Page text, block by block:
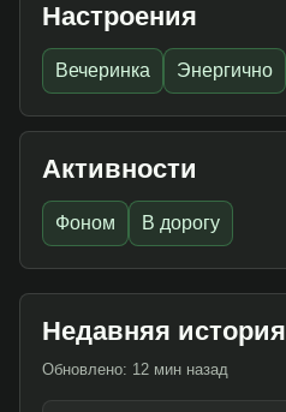
Настроения
Вечеринка Энергично
Активности
Фоном В дорогу
Недавняя история
Обновлено: 12 мин назад